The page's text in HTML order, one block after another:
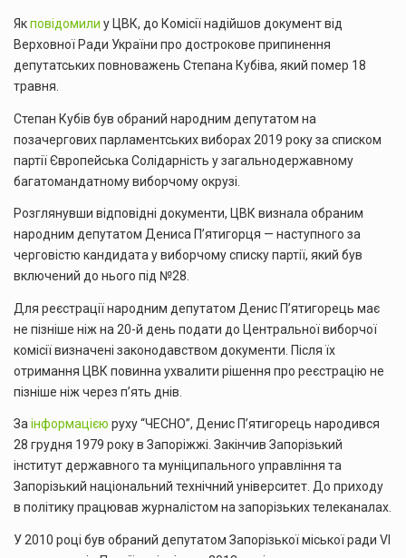
Якповідомили у ЦВК, до Комісії надійшов документ від
Верховної Ради України про дострокове припинення
депутатських повноважень Степана Кубіва, який помер 18
травня.
Степан Кубів був обраний народним депутатом на
позачергових парламентських виборах 2019 року за списком
партії Європейська Солідарність у загальнодержавному
багатомандатному виборчому окрузі.
Розглянувши відповідні документи, ЦВК визнала обраним
народним депутатом Дениса П’ятигорця — наступного за
черговістю кандидата у виборчому списку партії, який був
включений до нього під №28.
Для реєстрації народним депутатом Денис П’ятигорець має
не пізніше ніж на 20-й день подати до Центральної виборчої
комісії визначені законодавством документи. Після їх
отримання ЦВК повинна ухвалити рішення про реєстрацію не
пізніше ніж через п’ять днів.
Заінформацією руху “ЧЕСНО”, Денис П’ятигорець народився
28 грудня 1979 року в Запоріжжі. Закінчив Запорізький
інститут державного та муніципального управління та
Запорізький національний технічний університет. До приходу
в політику працював журналістом на запорізьких телеканалах.
У 2010 році був обраний депутатом Запорізької міської ради VI